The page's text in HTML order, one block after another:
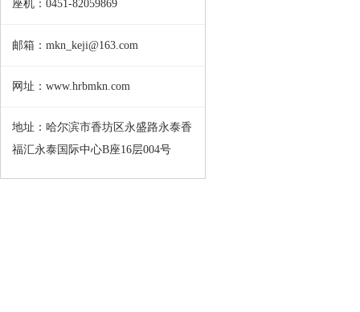
座机：0451-82059869
邮箱：mkn_keji@163.com
网址：www.hrbmkn.com
地址：哈尔滨市香坊区永盛路永泰香
福汇永泰国际中心B座16层004号